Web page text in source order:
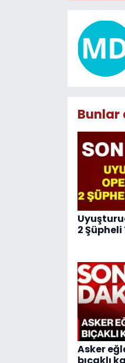
Bunlar
2
Asker